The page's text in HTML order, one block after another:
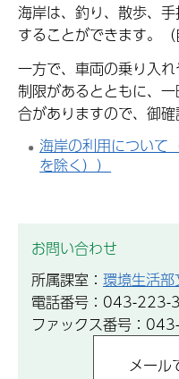
海岸は、釣り、散歩、
することができます。（
一方で、車両の乗り入
制限があるとともに、
合がありますので、御確
海岸の利用について
を除く））
お問い合わせ
所属課室： 環境生活
電話番号：043-223-
ファックス番号：